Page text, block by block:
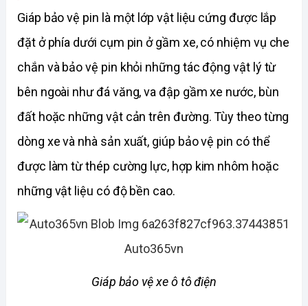
Giáp bảo vệ pin là một lớp vật liệu cứng được lắp
đặt ở phía dưới cụm pin ở gầm xe, có nhiệm vụ che
chắn và bảo vệ pin khỏi những tác động vật lý từ
bên ngoài như đá văng, va đập gầm xe nước, bùn
đất hoặc những vật cản trên đường. Tùy theo từng
dòng xe và nhà sản xuất, giúp bảo vệ pin có thể
được làm từ thép cường lực, hợp kim nhôm hoặc
những vật liệu có độ bền cao.
Giáp bảo vệ xe ô tô điện